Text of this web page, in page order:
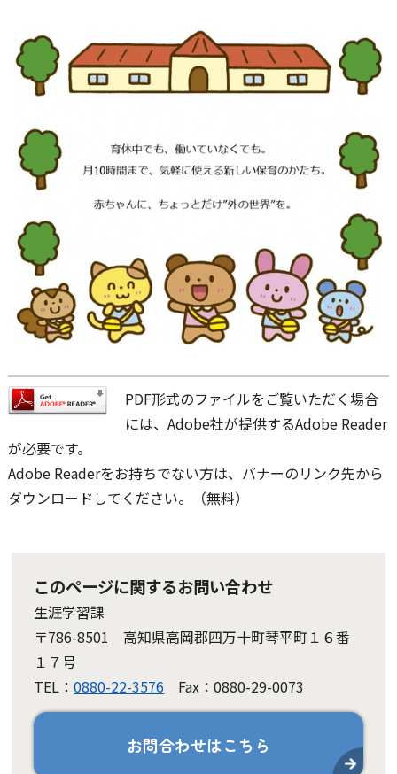
PDF形式のファイルをご覧いただく場合
には、Adobe社が提供するAdobe Reader
が必要です。
Adobe Readerをお持ちでない方は、バナーのリンク先から
ダウンロードしてください。（無料）
このページに関するお問い合わせ
生涯学習課
〒786-8501 高知県高岡郡四万十町琴平町１６番
１７号
TEL：0880-22-3576 Fax：0880-29-0073
お問合わせはこちら